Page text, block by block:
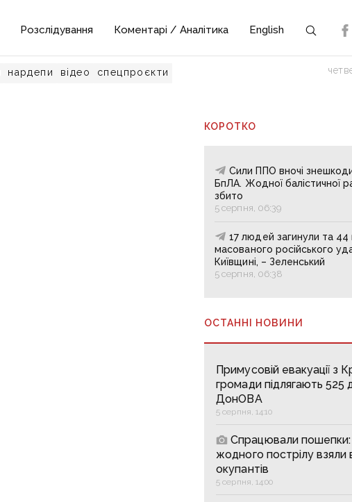
Розслідування Коментарі / Аналітика English
нардепи відео спецпроєкти
КОРОТКО
Сили ППО вночі
БпЛА. Жодної балістичної
збито
5 серпня, 06:39
17 людей загинули та
масованого російського
Київщині, – Зеленський
5 серпня, 06:38
ОСТАННІ НОВИНИ
Примусовій евакуації з
громади підлягають 525
ДонОВА
5 серпня, 14:10
Спрацювали пошепки:
жодного пострілу взяли
окупантів
5 серпня, 14:00